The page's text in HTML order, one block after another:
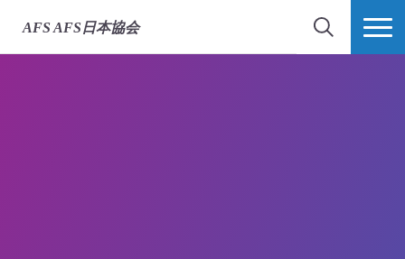
AFS AFS日本協会
検索 MORE